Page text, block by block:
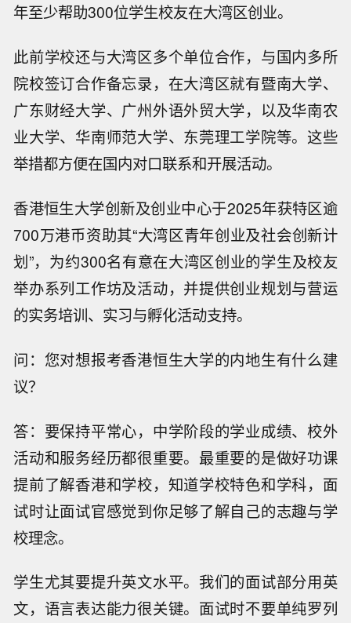
年至少帮助300位学生校友在大湾区创业。
此前学校还与大湾区多个单位合作，与国内多所
院校签订合作备忘录，在大湾区就有暨南大学、
广东财经大学、广州外语外贸大学，以及华南农
业大学、华南师范大学、东莞理工学院等。这些
举措都方便在国内对口联系和开展活动。
香港恒生大学创新及创业中心于2025年获特区逾
700万港币资助其“大湾区青年创业及社会创新计
划”，为约300名有意在大湾区创业的学生及校友
举办系列工作坊及活动，并提供创业规划与营运
的实务培训、实习与孵化活动支持。
问：您对想报考香港恒生大学的内地生有什么建
议？
答：要保持平常心，中学阶段的学业成绩、校外
活动和服务经历都很重要。最重要的是做好功课
提前了解香港和学校，知道学校特色和学科，面
试时让面试官感觉到你足够了解自己的志趣与学
校理念。
学生尤其要提升英文水平。我们的面试部分用英
文，语言表达能力很关键。面试时不要单纯罗列